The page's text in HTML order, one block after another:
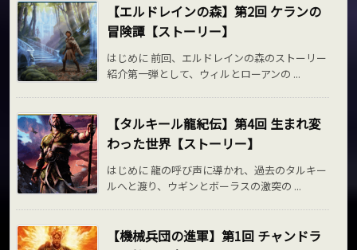
【エルドレインの森】第2回 ケランの
冒険譚【ストーリー】
はじめに 前回、エルドレインの森のストーリー
紹介第一弾として、ウィルとローアンの ...
【タルキール龍紀伝】第4回 生まれ変
わった世界【ストーリー】
はじめに 龍の呼び声に導かれ、過去のタルキー
ルへと渡り、ウギンとボーラスの激突の ...
【機械兵団の進軍】第1回 チャンドラ